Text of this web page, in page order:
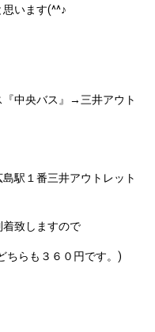
います(^^♪
中央バス』→三井アウト
駅１番三井アウトレット
致しますので
ちらも３６０円です。)